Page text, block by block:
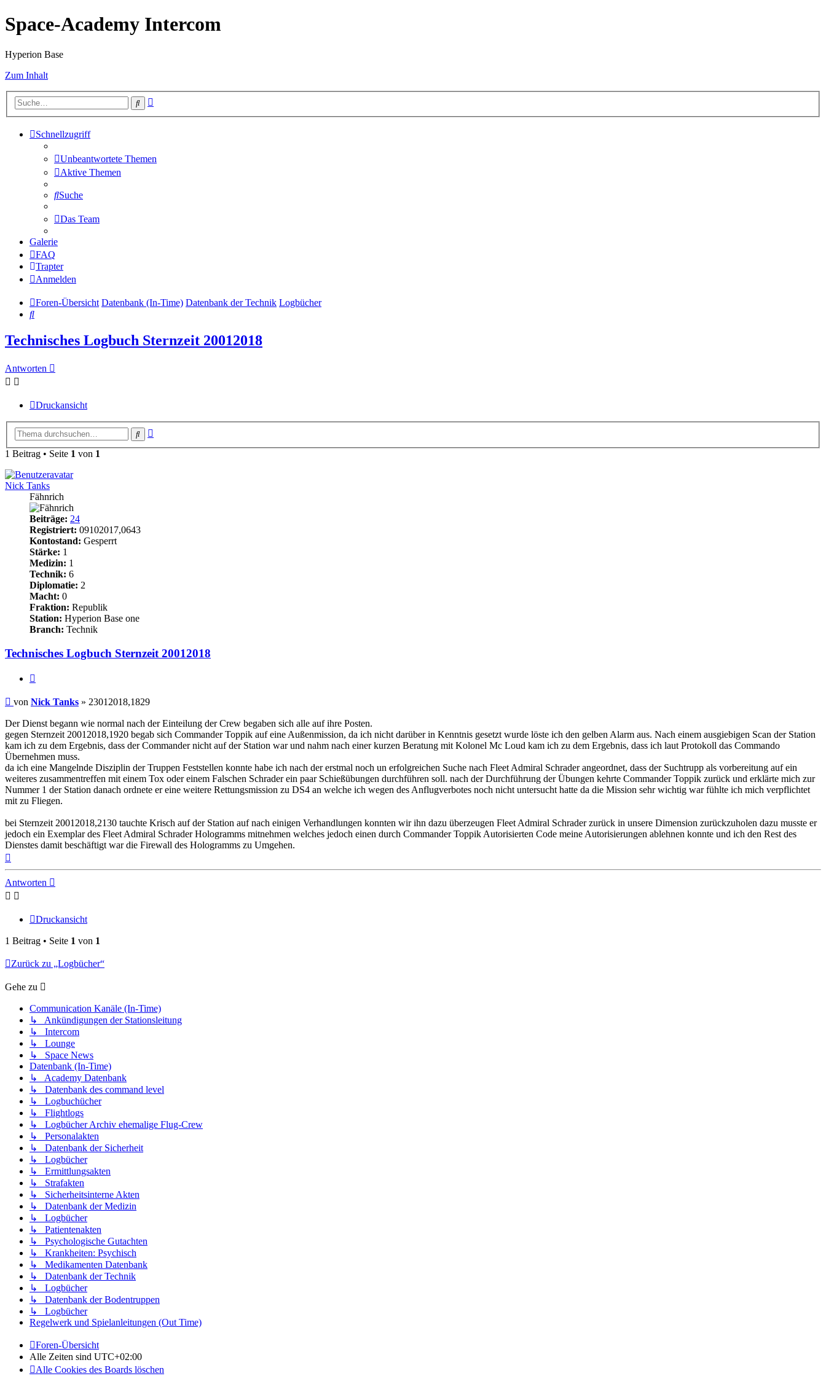
Space-Academy Intercom
Hyperion Base
Zum Inhalt
Suche
Schnellzugriff
Unbeantwortete Themen
Aktive Themen
Suche
Das Team
Galerie
FAQ
Trapter
Anmelden
Foren-Übersicht Datenbank (In-Time) Datenbank der Technik Logbücher
Suche
Technisches Logbuch Sternzeit 20012018
Antworten
Druckansicht
Suche
1 Beitrag • Seite 1 von 1
Nick Tanks
Fähnrich
Beiträge: 24
Registriert: 09102017,0643
Kontostand: Gesperrt
Stärke: 1
Medizin: 1
Technik: 6
Diplomatie: 2
Macht: 0
Fraktion: Republik
Station: Hyperion Base one
Branch: Technik
Technisches Logbuch Sternzeit 20012018
Beitrag
von Nick Tanks » 23012018,1829
Der Dienst begann wie normal nach der Einteilung der Crew begaben sich alle auf ihre Posten.
gegen Sternzeit 20012018,1920 begab sich Commander Toppik auf eine Außenmission, da ich nicht darüber in Kenntnis gesetzt wurde löste ich den gelben Alarm aus. Nach einem ausgiebigen Scan der Station
kam ich zu dem Ergebnis, dass der Commander nicht auf der Station war und nahm nach einer kurzen Beratung mit Kolonel Mc Loud kam ich zu dem Ergebnis, dass ich laut Protokoll das Commando
Übernehmen muss.
da ich eine Mangelnde Disziplin der Truppen Feststellen konnte habe ich nach der erstmal noch un erfolgreichen Suche nach Fleet Admiral Schrader angeordnet, dass der Suchtrupp als vorbereitung auf ein
weiteres zusammentreffen mit einem Tox oder einem Falschen Schrader ein paar Schießübungen durchführen soll. nach der Durchführung der Übungen kehrte Commander Toppik zurück und erklärte mich zur
Nummer 1 der Station danach ordnete er eine weitere Rettungsmission zu DS4 an welche ich wegen des Anflugverbotes noch nicht untersucht hatte da die Mission sehr wichtig war fühlte ich mich verpflichtet
mit zu Fliegen.
bei Sternzeit 20012018,2130 tauchte Krisch auf der Station auf nach einigen Verhandlungen konnten wir ihn dazu überzeugen Fleet Admiral Schrader zurück in unsere Dimension zurückzuholen dazu musste er
jedoch ein Exemplar des Fleet Admiral Schrader Hologramms mitnehmen welches jedoch einen durch Commander Toppik Autorisierten Code meine Autorisierungen ablehnen konnte und ich den Rest des
Dienstes damit beschäftigt war die Firewall des Hologramms zu Umgehen.
Antworten
Druckansicht
1 Beitrag • Seite 1 von 1
Zurück zu „Logbücher“
Gehe zu
Communication Kanäle (In-Time)
↳ Ankündigungen der Stationsleitung
↳ Intercom
↳ Lounge
↳ Space News
Datenbank (In-Time)
↳ Academy Datenbank
↳ Datenbank des command level
↳ Logbuchücher
↳ Flightlogs
↳ Logbücher Archiv ehemalige Flug-Crew
↳ Personalakten
↳ Datenbank der Sicherheit
↳ Logbücher
↳ Ermittlungsakten
↳ Strafakten
↳ Sicherheitsinterne Akten
↳ Datenbank der Medizin
↳ Logbücher
↳ Patientenakten
↳ Psychologische Gutachten
↳ Krankheiten: Psychisch
↳ Medikamenten Datenbank
↳ Datenbank der Technik
↳ Logbücher
↳ Datenbank der Bodentruppen
↳ Logbücher
Regelwerk und Spielanleitungen (Out Time)
Foren-Übersicht
Alle Zeiten sind UTC+02:00
Alle Cookies des Boards löschen